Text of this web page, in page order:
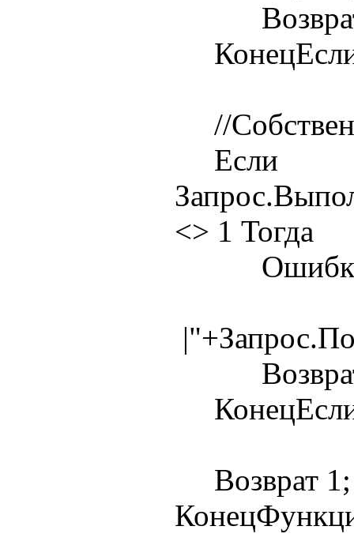
//
Если
<> 1 Тогда
Возврат 1;